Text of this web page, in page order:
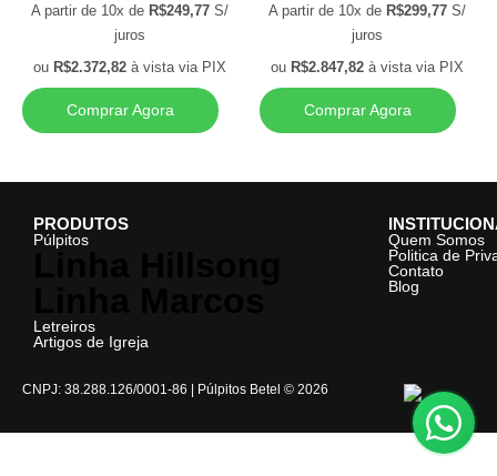
A partir de 10x de R$249,77 S/
juros
ou R$2.372,82 à vista via PIX
Comprar Agora
A partir de 10x de R$299,77 S/
juros
ou R$2.847,82 à vista via PIX
Comprar Agora
PRODUTOS
Púlpitos
Letreiros
Artigos de Igreja
Quem Somos
Politica de
Contato
Blog
CNPJ: 38.288.126/0001-86 | Púlpitos Betel © 2026